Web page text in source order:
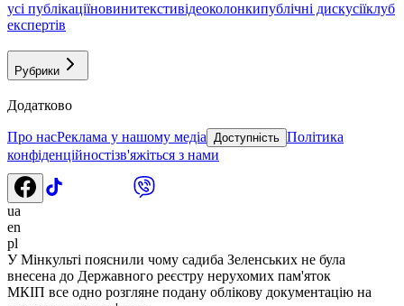
усі публікаціїновинитекстивідеоколонкипублічні дискусіїклуб
експертів
Рубрики
Додатково
Про насРеклама у нашому медіа Доступність Політика
конфіденційностізв'яжіться з нами
ua
en
pl
У Мінкульті пояснили чому садиба Зеленських не була
внесена до Державного реєстру нерухомих пам'яток
МКІП все одно розгляне подану облікову документацію на